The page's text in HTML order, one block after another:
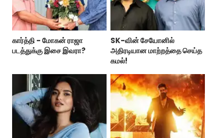
கார்த்தி - மோகன் ராஜா
படத்துக்கு இசை இவரா?
SK-வின் சேயோனில்
அதிரடியான மாற்றத்தை செய்த
கமல்!